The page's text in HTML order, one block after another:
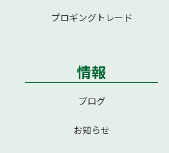
プロギングトレード
情報
ブログ
お知らせ